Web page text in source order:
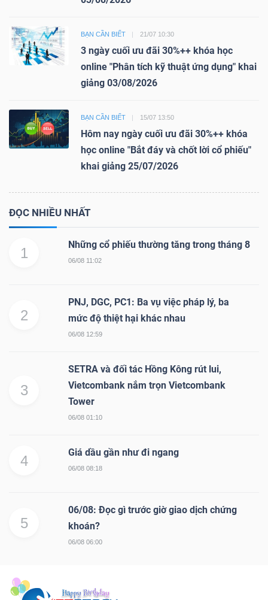
BẠN CẦN BIẾT 21/07 10:30
3 ngày cuối ưu đãi 30%++ khóa học
online "Phân tích kỹ thuật ứng dụng" khai
giảng 03/08/2026
BẠN CẦN BIẾT 15/07 13:50
Hôm nay ngày cuối ưu đãi 30%++ khóa
học online "Bắt đáy và chốt lời cổ phiếu"
khai giảng 25/07/2026
ĐỌC NHIỀU NHẤT
1
Những cổ phiếu thường tăng trong tháng 8
06/08 11:02
2
PNJ, DGC, PC1: Ba vụ việc pháp lý, ba
mức độ thiệt hại khác nhau
06/08 12:59
3
SETRA và đối tác Hồng Kông rút lui,
Vietcombank nắm trọn Vietcombank
Tower
06/08 01:10
4
Giá dầu gần như đi ngang
06/08 08:18
5
06/08: Đọc gì trước giờ giao dịch chứng
khoán?
06/08 06:00